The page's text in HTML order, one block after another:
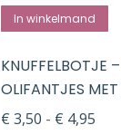
In winkelmand
KNUFFELBOTJE
OLIFANTJES MET
€ 3,50 - € 4,95